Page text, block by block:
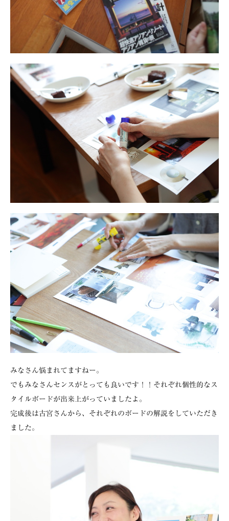
みなさん悩まれてますねー。
でもみなさんセンスがとっても良いです！！それぞれ個性的なス
タイルボードが出来上がっていましたよ。
完成後は古宮さんから、それぞれのボードの解説をしていただき
ました。